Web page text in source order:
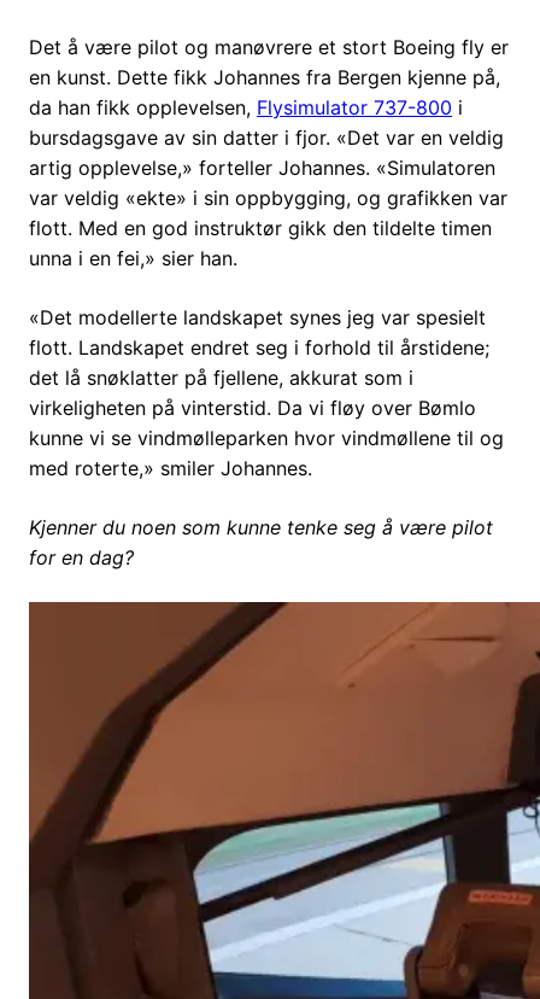
Det å være pilot og manøvrere et stort Boeing fly er
en kunst. Dette fikk Johannes fra Bergen kjenne på,
da han fikk opplevelsen, Flysimulator 737-800 i
bursdagsgave av sin datter i fjor. «Det var en veldig
artig opplevelse,» forteller Johannes. «Simulatoren
var veldig «ekte» i sin oppbygging, og grafikken var
flott. Med en god instruktør gikk den tildelte timen
unna i en fei,» sier han.
«Det modellerte landskapet synes jeg var spesielt
flott. Landskapet endret seg i forhold til årstidene;
det lå snøklatter på fjellene, akkurat som i
virkeligheten på vinterstid. Da vi fløy over Bømlo
kunne vi se vindmølleparken hvor vindmøllene til og
med roterte,» smiler Johannes.
Kjenner du noen som kunne tenke seg å være pilot
for en dag?